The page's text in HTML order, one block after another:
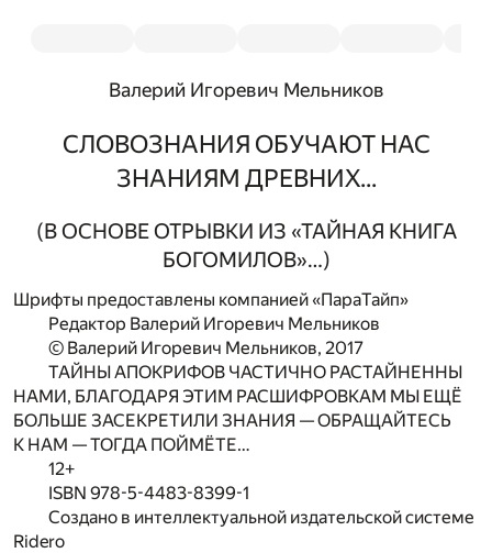
Валерий Игоревич Мельников
СЛОВОЗНАНИЯ ОБУЧАЮТ НАС
ЗНАНИЯМ ДРЕВНИХ...
(В ОСНОВЕ ОТРЫВКИ ИЗ «ТАЙНАЯ КНИГА
БОГОМИЛОВ»…)
Шрифты предоставлены компанией «ПараТайп»
Редактор Валерий Игоревич Мельников
© Валерий Игоревич Мельников, 2017
ТАЙНЫ АПОКРИФОВ ЧАСТИЧНО РАСТАЙНЕННЫ
НАМИ, БЛАГОДАРЯ ЭТИМ РАСШИФРОВКАМ МЫ ЕЩЁ
БОЛЬШЕ ЗАСЕКРЕТИЛИ ЗНАНИЯ — ОБРАЩАЙТЕСЬ
К НАМ — ТОГДА ПОЙМЁТЕ…
12+
ISBN 978-5-4483-8399-1
Создано в интеллектуальной издательской системе
Ridero